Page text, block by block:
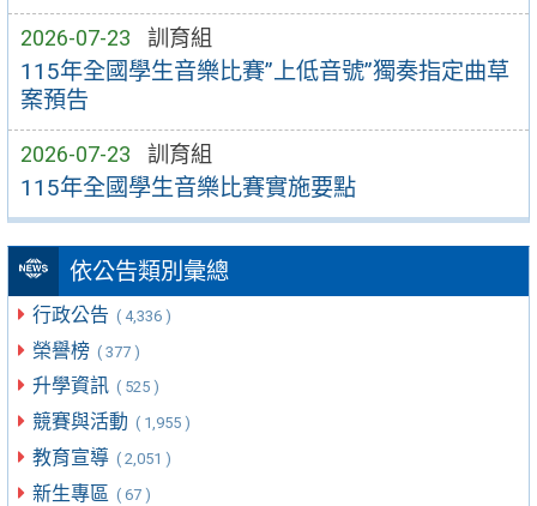
2026-07-23 訓育組
115年全國學生音樂比賽”上低音號”獨奏指定曲草
案預告
2026-07-23 訓育組
115年全國學生音樂比賽實施要點
依公告類別彙總
行政公告 ( 4,336 )
榮譽榜 ( 377 )
升學資訊 ( 525 )
競賽與活動 ( 1,955 )
教育宣導 ( 2,051 )
新生專區 ( 67 )